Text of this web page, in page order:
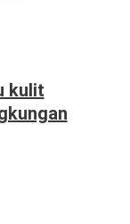
kulit